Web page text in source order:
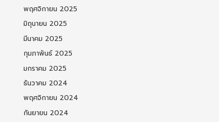
พฤศจิกายน 2025
มิถุนายน 2025
มีนาคม 2025
กุมภาพันธ์ 2025
มกราคม 2025
ธันวาคม 2024
พฤศจิกายน 2024
กันยายน 2024